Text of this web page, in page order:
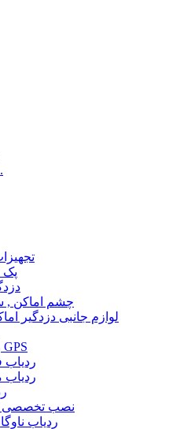
برای محصولات بیشتر کلیک کنید.
پک
چشم اماکن ,
لوازم جانبی دزدگیر
ردیاب و جی پی اس GPS
ردیاب
ردیاب
نصب تخصصی
ردیاب